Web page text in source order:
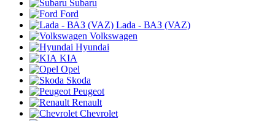
Subaru
Ford
Lada - ВАЗ (VAZ)
Volkswagen
Hyundai
KIA
Opel
Skoda
Peugeot
Renault
Chevrolet